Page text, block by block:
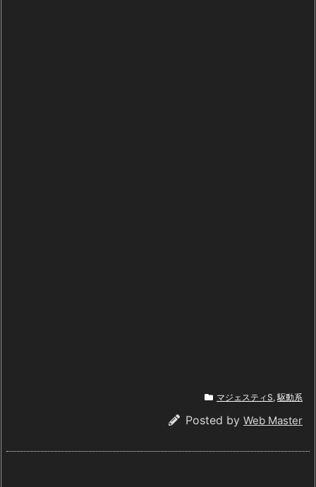
マジェスティS, 駆動系
Posted by Web Master